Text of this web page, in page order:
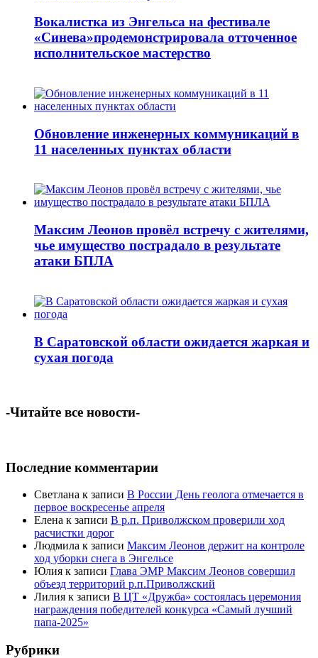
Вокалистка из Энгельса на фестивале
«Синева»продемонстрировала отточенное
исполнительское мастерство
Обновление инженерных коммуникаций в
11 населенных пунктах области
Максим Леонов провёл встречу с жителями,
чье имущество пострадало в результате
атаки БПЛА
В Саратовской области ожидается жаркая и
сухая погода
-Читайте все новости-
Последние комментарии
Светлана к записи В России День геолога отмечается в
первое воскресенье апреля
Елена к записи В р.п. Приволжском проверили ход
расчистки дорог
Людмила к записи Максим Леонов держит на контроле
ход уборки снега в Энгельсе
Юлия к записи Глава ЭМР Максим Леонов совершил
объезд территорий р.п.Приволжский
Лилия к записи В ЦТ «Дружба» состоялась церемония
награждения победителей конкурса «Самый лучший
папа-2025»
Рубрики